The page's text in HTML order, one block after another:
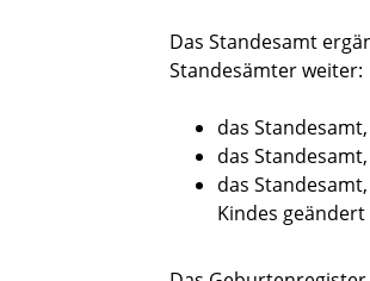
Das Standesamt
Standesämter weiter:
das
das
das
Kindes